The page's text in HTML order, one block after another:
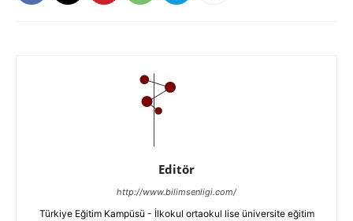
Editör
http://www.bilimsenligi.com/
Türkiye Eğitim Kampüsü - İlkokul ortaokul lise üniversite eğitim